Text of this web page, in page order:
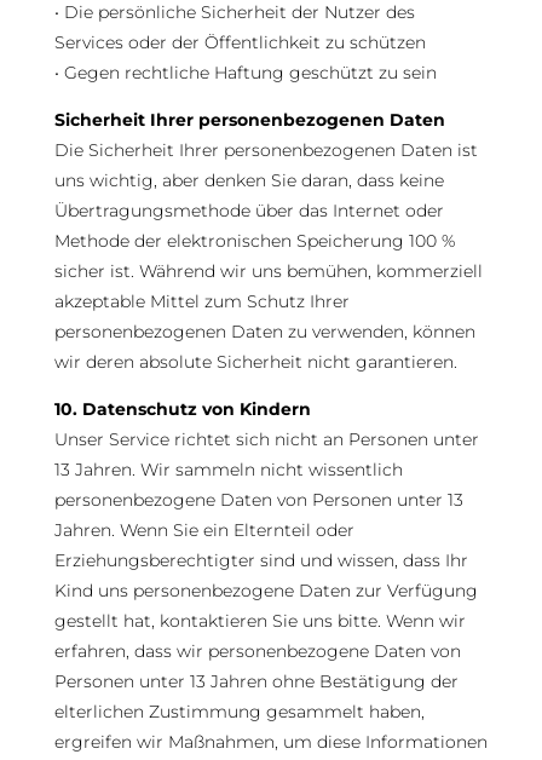
• Die persönliche Sicherheit der Nutzer des
Services oder der Öffentlichkeit zu schützen
• Gegen rechtliche Haftung geschützt zu sein
Sicherheit Ihrer personenbezogenen Daten
Die Sicherheit Ihrer personenbezogenen Daten ist
uns wichtig, aber denken Sie daran, dass keine
Übertragungsmethode über das Internet oder
Methode der elektronischen Speicherung 100 %
sicher ist. Während wir uns bemühen, kommerziell
akzeptable Mittel zum Schutz Ihrer
personenbezogenen Daten zu verwenden, können
wir deren absolute Sicherheit nicht garantieren.
10. Datenschutz von Kindern
Unser Service richtet sich nicht an Personen unter
13 Jahren. Wir sammeln nicht wissentlich
personenbezogene Daten von Personen unter 13
Jahren. Wenn Sie ein Elternteil oder
Erziehungsberechtigter sind und wissen, dass Ihr
Kind uns personenbezogene Daten zur Verfügung
gestellt hat, kontaktieren Sie uns bitte. Wenn wir
erfahren, dass wir personenbezogene Daten von
Personen unter 13 Jahren ohne Bestätigung der
elterlichen Zustimmung gesammelt haben,
ergreifen wir Maßnahmen, um diese Informationen